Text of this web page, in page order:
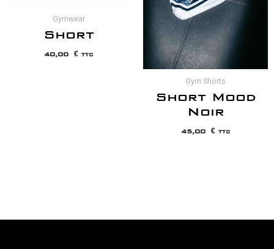
Gymwear
Short
40,00 € TTC
Gym Shorts
Short Mood
Noir
45,00 € TTC